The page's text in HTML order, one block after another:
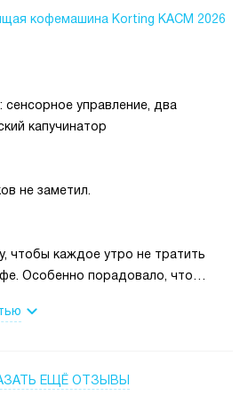
кофемашина Korting KACM 2026
управление, два
капучинатор
не заметил.
чтобы каждое утро не тратить
Особенно порадовало, что
дисплея, и машина готовит
1.5 л и загрузочный контейнер для
ЕЩЁ ОТЗЫВЫ